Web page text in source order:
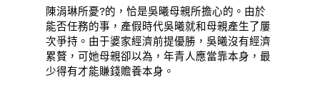
陳涓琳所憂?的，恰是吳曦母親所擔心的。由於
能否任務的事，產假時代吳曦就和母親產生了屢
次爭持。由于婆家經濟前提優勝，吳曦沒有經濟
累贅，可她母親卻以為，年青人應當靠本身，最
少得有才能賺錢贍養本身。